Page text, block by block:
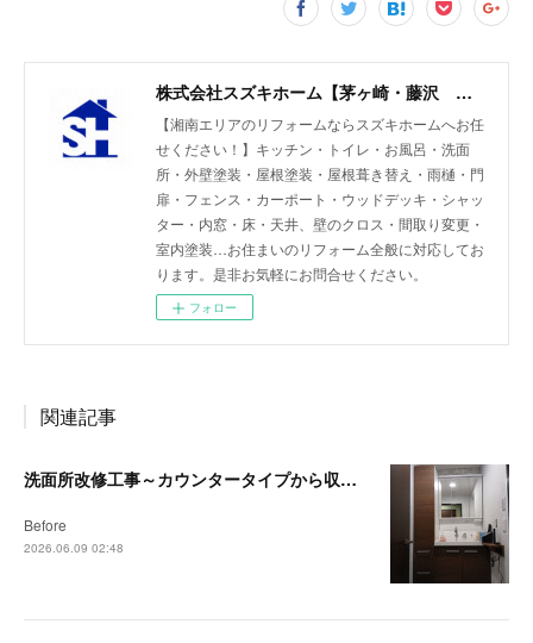
株式会社スズキホーム【茅ヶ崎・藤沢 湘南エリアのリフォーム】
【湘南エリアのリフォームならスズキホームへお任
せください！】キッチン・トイレ・お風呂・洗面
所・外壁塗装・屋根塗装・屋根葺き替え・雨樋・門
扉・フェンス・カーポート・ウッドデッキ・シャッ
ター・内窓・床・天井、壁のクロス・間取り変更・
室内塗装…お住まいのリフォーム全般に対応してお
ります。是非お気軽にお問合せください。
フォロー
関連記事
洗面所改修工事～カウンタータイプから収納付洗面台へ～【茅ヶ崎・藤沢リフォーム事例】
Before
2026.06.09 02:48